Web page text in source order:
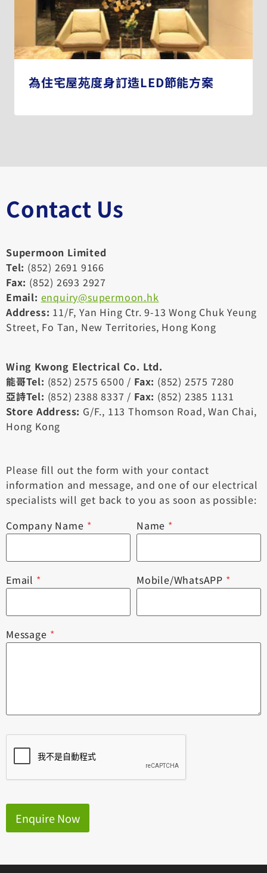
為住宅屋苑度身訂造LED節能方案
Contact Us
Supermoon Limited
Tel: (852) 2691 9166
Fax: (852) 2693 2927
Email: enquiry@supermoon.hk
Address: 11/F, Yan Hing Ctr. 9-13 Wong Chuk Yeung
Street, Fo Tan, New Territories, Hong Kong
Wing Kwong Electrical Co. Ltd.
能哥Tel: (852) 2575 6500 / Fax: (852) 2575 7280
亞詩Tel: (852) 2388 8337 / Fax: (852) 2385 1131
Store Address: G/F., 113 Thomson Road, Wan Chai,
Hong Kong
Please fill out the form with your contact
information and message, and one of our electrical
specialists will get back to you as soon as possible:
Company Name * Name *
Email * Mobile/WhatsAPP *
Message *
Enquire Now